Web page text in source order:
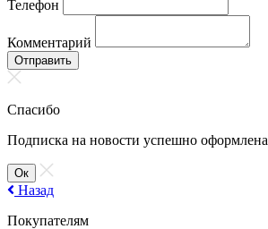
Телефон
Комментарий
Отправить
Спасибо
Подписка на новости успешно оформлена
Ок
Назад
Покупателям